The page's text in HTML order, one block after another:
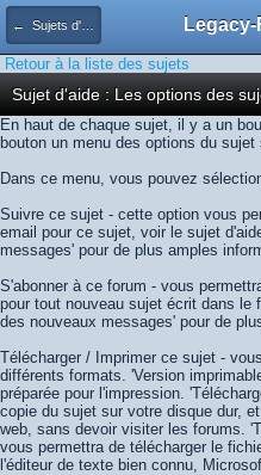
← Sujets d'aide
Retour à la liste des sujets
Sujet d'aide : Les options des
En haut de chaque sujet, il y a un
bouton un menu des options du sujet
Dans ce menu, vous pouvez
Suivre ce sujet - cette option vous
email pour ce sujet, voir le sujet
messages' pour de plus amples
S'abonner à ce forum - vous
pour tout nouveau sujet écrit dans le
des nouveaux messages' pour de
Télécharger / Imprimer ce sujet -
différents formats. 'Version
préparée pour l'impression.
copie du sujet sur votre disque dur,
web, sans devoir visiter les forums.
vous permettra de télécharger le
l'éditeur de texte bien connu,